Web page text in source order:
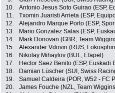
10.
Antonio Jesus Soto Guirao (ESP,
11.
Txomin Juaristi Arrieta (ESP,
12.
Alejandro Marque Porto (ESP,
13.
Mario Gonzalez Salas (ESP,
14.
Mark Donovan (GBR, Team
15.
Alexander Vdovin (RUS,
16.
Nikolay Mihaylov (BUL, Efapel)
17.
Hector Saez Benito (ESP, Euskadi
18.
Damian Lüscher (SUI, Swiss
19.
Samuel Caldeira (POR, W52 - FC
20.
James Fouche (NZL, Team